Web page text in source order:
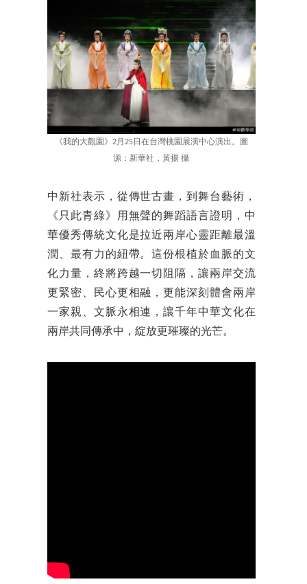
《我的大觀園》2月25日在台灣桃園展演中心演出。圖
源：新華社，黃揚 攝
中新社表示，從傳世古畫，到舞台藝術，
《只此青綠》用無聲的舞蹈語言證明，中
華優秀傳統文化是拉近兩岸心靈距離最溫
潤、最有力的紐帶。這份根植於血脈的文
化力量，終將跨越一切阻隔，讓兩岸交流
更緊密、民心更相融，更能深刻體會兩岸
一家親、文脈永相連，讓千年中華文化在
兩岸共同傳承中，綻放更璀璨的光芒。